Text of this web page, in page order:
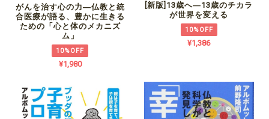
がんを治す心の力―仏教と統
合医療が語る、豊かに生きる
ための「心と体のメカニズ
ム」
10%OFF
¥1,980
[新版]13歳へ―13歳のチカラ
が世界を変える
10%OFF
¥1,386